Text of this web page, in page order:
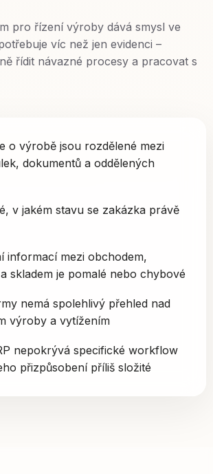
pro řízení výroby dává smysl ve
víc než jen evidenci –
řídit návazné procesy a pracovat s
o výrobě jsou rozdělené mezi
dokumentů a oddělených
v jakém stavu se zakázka právě
informací mezi obchodem,
skladem je pomalé nebo chybové
nemá spolehlivý přehled nad
výroby a vytížením
nepokrývá specifické workflow
přizpůsobení příliš složité